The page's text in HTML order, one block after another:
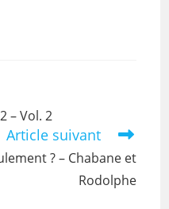
– Vol. 2
Article suivant
? – Chabane et
Rodolphe